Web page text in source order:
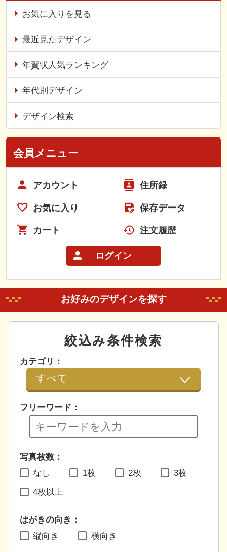
お気に入りを見る
最近見たデザイン
年賀状人気ランキング
年代別デザイン
デザイン検索
会員メニュー
アカウント 住所録
お気に入り 保存データ
カート 注文履歴
ログイン
お好みのデザインを探す
絞込み条件検索
カテゴリ：
フリーワード：
写真枚数：
なし
1枚 2枚 3枚
4枚以上
はがきの向き：
縦向き
横向き